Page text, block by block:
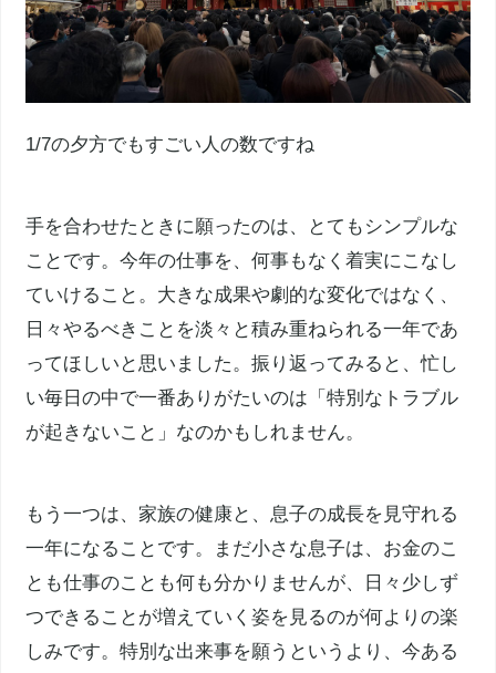
1/7の夕方でもすごい人の数ですね
手を合わせたときに願ったのは、とてもシンプルな
ことです。今年の仕事を、何事もなく着実にこなし
ていけること。大きな成果や劇的な変化ではなく、
日々やるべきことを淡々と積み重ねられる一年であ
ってほしいと思いました。振り返ってみると、忙し
い毎日の中で一番ありがたいのは「特別なトラブル
が起きないこと」なのかもしれません。
もう一つは、家族の健康と、息子の成長を見守れる
一年になることです。まだ小さな息子は、お金のこ
とも仕事のことも何も分かりませんが、日々少しず
つできることが増えていく姿を見るのが何よりの楽
しみです。特別な出来事を願うというより、今ある